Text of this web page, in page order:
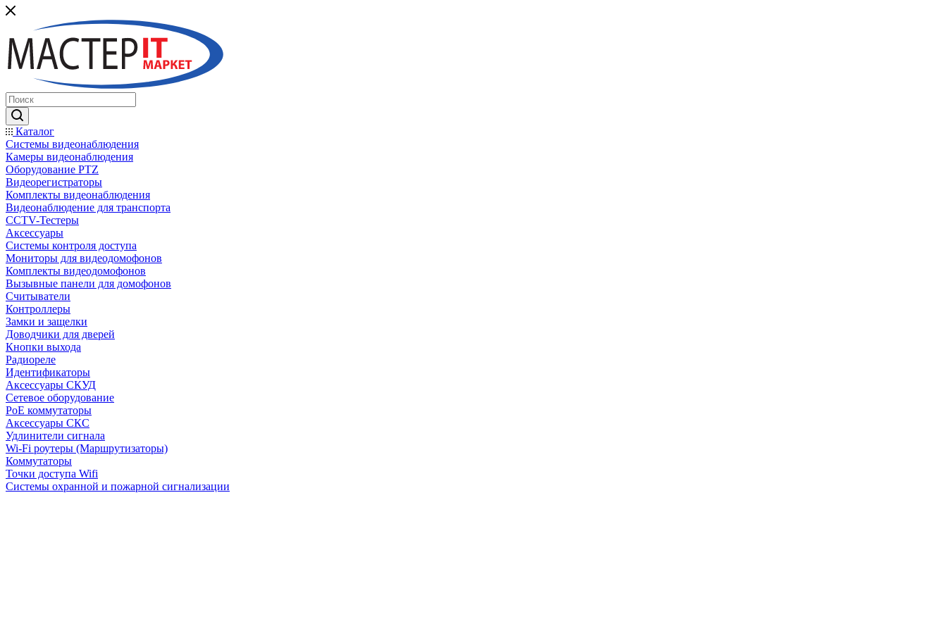
Каталог
Системы видеонаблюдения
Камеры видеонаблюдения
Оборудование PTZ
Видеорегистраторы
Комплекты видеонаблюдения
Видеонаблюдение для транспорта
CCTV-Тестеры
Аксессуары
Системы контроля доступа
Мониторы для видеодомофонов
Комплекты видеодомофонов
Вызывные панели для домофонов
Считыватели
Контроллеры
Замки и защелки
Доводчики для дверей
Кнопки выхода
Радиореле
Идентификаторы
Аксессуары СКУД
Сетевое оборудование
PoE коммутаторы
Аксессуары СКС
Удлинители сигнала
Wi-Fi роутеры (Маршрутизаторы)
Коммутаторы
Точки доступа Wifi
Системы охранной и пожарной сигнализации